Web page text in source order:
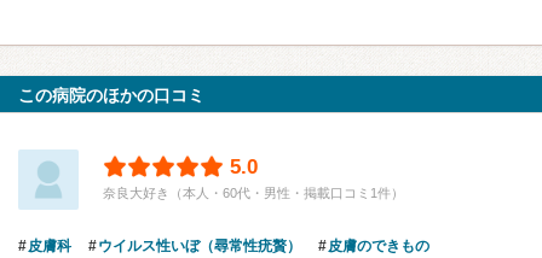
この病院のほかの口コミ
5.0
奈良大好き（本人・60代・男性・掲載口コミ1件）
皮膚科 ウイルス性いぼ（尋常性疣贅） 皮膚のできもの